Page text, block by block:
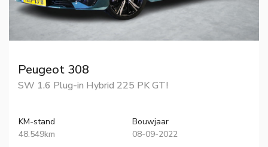
Peugeot 308
SW 1.6 Plug-in Hybrid 225 PK GT!
KM-stand
48.549km
Bouwjaar
08-09-2022